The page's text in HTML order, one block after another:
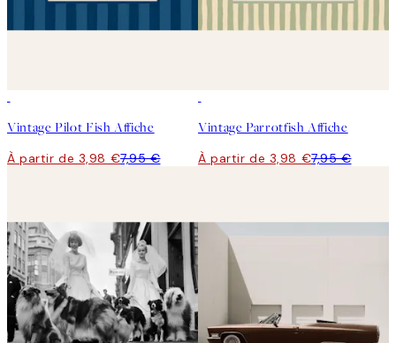
Vintage Pilot Fish Affiche
À partir de 3,98 €7,95 €
Vintage Parrotfish Affiche
À partir de 3,98 €7,95 €